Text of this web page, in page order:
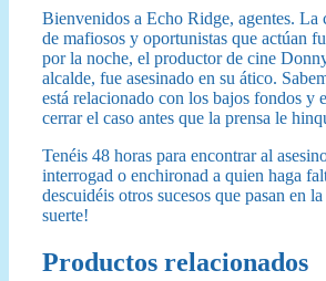
Bienvenidos a Echo Ridge, agentes. La
de mafiosos y oportunistas que actúan
por la noche, el productor de cine
alcalde, fue asesinado en su ático.
está relacionado con los bajos fondos y
cerrar el caso antes que la prensa le
Tenéis 48 horas para encontrar al
interrogad o enchironad a quien haga
descuidéis otros sucesos que pasan en
suerte!
Productos relacionados